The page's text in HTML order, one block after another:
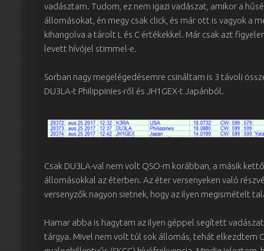
vadásztam. Tudom, ez nem igazi vadászat, amikor a
állomásokat, én megy csak click, és már ott is vagyok a
kihangolva a tárolt L és C értékekkel. Már csak azt
levett hívójel stimmel-e.
Sorban nagy megelégedésemre csináltam is 3 távoli
DU3LA-t Philippinies-ről és JH1GEX-t Japánból.
Csak DU3LA-val nem volt QSO-m korábban, a másik
állomásokkal az éterben. Az éter versenyeken való
versenyzők nagyon sietnek, hogy az ilyen megismételt
Hamar abba is hagytam az ilyen géppel segített
tárgya. Mivel nem volt túl sok állomás, tehát elkezdtem